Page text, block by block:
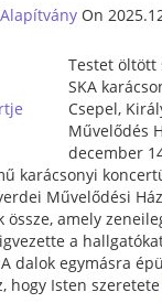
On
Testet öltött
SKA
Csepel,
Művelődés
december
karácsonyi
Művelődési
amely
a
dalok egymásra
hogy Isten szeretete